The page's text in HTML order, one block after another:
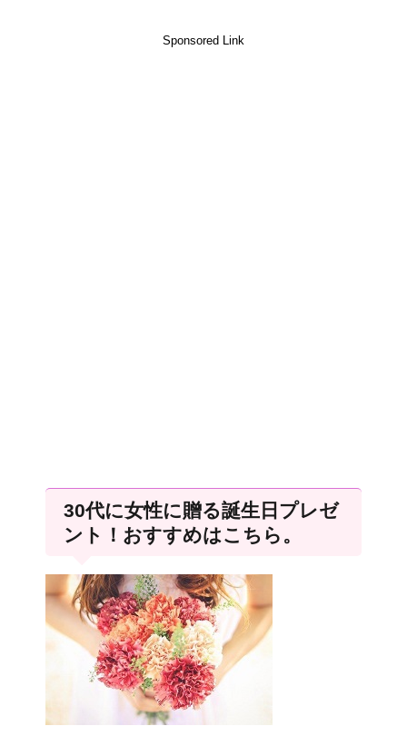
Sponsored Link
30代に女性に贈る誕生日プレゼ
ント！おすすめはこちら。